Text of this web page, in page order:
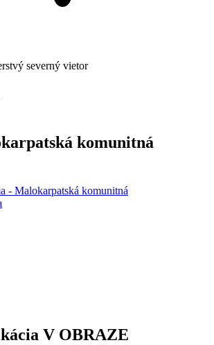
severný vietor
komunitná
V OBRAZE